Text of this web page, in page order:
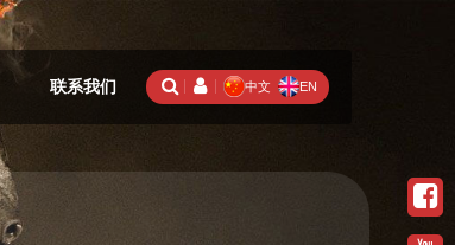
中文 EN
联系我们